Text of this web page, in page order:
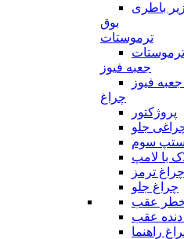
باطری
بوق
ترموستات
جعبه فیوز
فیوز
چراغ
پروژکتور
جلو
با لامپ
چراغ ترمز
چراغ جلو
خطر عقب
دنده عقب
راهنما